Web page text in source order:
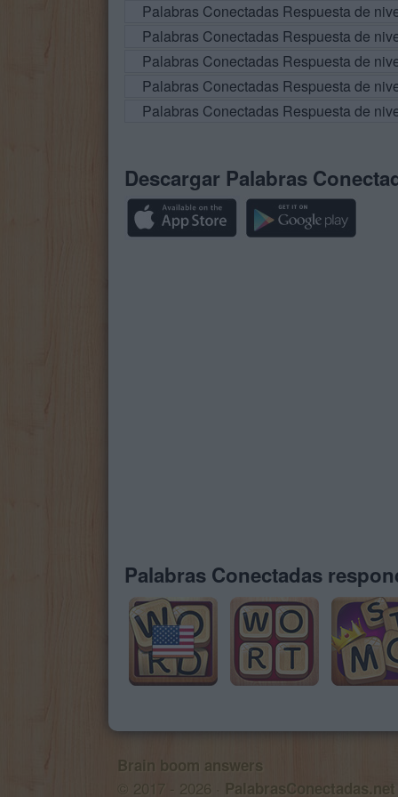
Palabras Conectadas Respuesta de
Palabras Conectadas Respuesta de
Palabras Conectadas Respuesta de
Palabras Conectadas Respuesta de
Palabras Conectadas Respuesta de
Descargar Palabras
Palabras Conectadas
Brain boom answers
© 2017 - 2026 · PalabrasConectadas.net